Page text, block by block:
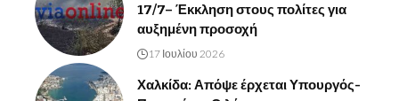
17/7– Έκκληση στους πολίτες για
αυξημένη προσοχή
17 Ιουλίου 2026
Χαλκίδα: Απόψε έρχεται Υπουργός-